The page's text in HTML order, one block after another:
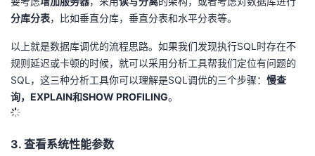
分库分表，比如垂直分库，垂直分表和水平分表等。
以上就是数据库调优的流程思路。如果我们发现执行SQL时存在不
规则延迟或卡顿的时候，就可以采用分析工具帮我们定位有问题的
SQL，这三种分析工具你可以理解是SQL调优的三个步骤： 慢查
询，EXPLAIN和SHOW PROFILING。
3. 查看系统性能参数